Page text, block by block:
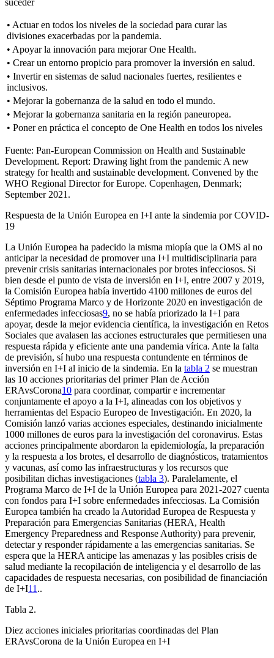
suceder
• Actuar en todos los niveles de la sociedad para curar las
divisiones exacerbadas por la pandemia.
• Apoyar la innovación para mejorarOne Health.
• Crear un entorno propicio para promover la inversión en salud.
• Invertir en sistemas de salud nacionales fuertes, resilientes e
inclusivos.
• Mejorar la gobernanza de la salud en todo el mundo.
• Mejorar la gobernanza sanitaria en la región paneuropea.
• Poner en práctica el concepto de One Health en todos los niveles
Fuente: Pan-European Commission on Health and Sustainable
Development. Report: Drawing light from the pandemic A new
strategy for health and sustainable development. Convened by the
WHO Regional Director for Europe. Copenhagen, Denmark;
September 2021.
Respuesta de la Unión Europea en I+I ante la sindemia por COVID-
19
La Unión Europea ha padecido la misma miopía que la OMS al no
anticipar la necesidad de promover una I+I multidisciplinaria para
prevenir crisis sanitarias internacionales por brotes infecciosos. Si
bien desde el punto de vista de inversión en I+I, entre 2007 y 2019,
la Comisión Europea había invertido 4100 millones de euros del
Séptimo Programa Marco y de Horizonte 2020 en investigación de
enfermedades infecciosas9, no se había priorizado la I+I para
apoyar, desde la mejor evidencia científica, la investigación en Retos
Sociales que avalasen las acciones estructurales que permitiesen una
respuesta rápida y eficiente ante una pandemia vírica. Ante la falta
de previsión, sí hubo una respuesta contundente en términos de
inversión en I+I al inicio de la sindemia. En la tabla 2 se muestran
las 10 acciones prioritarias del primerPlan de Acción
ERAvsCorona10 para coordinar, compartir e incrementar
conjuntamente el apoyo a la I+I, alineadas con los objetivos y
herramientas del Espacio Europeo de Investigación. En 2020, la
Comisión lanzó varias acciones especiales, destinando inicialmente
1000 millones de euros para la investigación del coronavirus. Estas
acciones principalmente abordaron la epidemiología, la preparación
y la respuesta a los brotes, el desarrollo de diagnósticos, tratamientos
y vacunas, así como las infraestructuras y los recursos que
posibilitan dichas investigaciones (tabla 3). Paralelamente, el
Programa Marco de I+I de la Unión Europea para 2021-2027 cuenta
con fondos para I+I sobre enfermedades infecciosas. La Comisión
Europea también ha creado la Autoridad Europea de Respuesta y
Preparación para Emergencias Sanitarias (HERA, Health
Emergency Preparedness and Response Authority) para prevenir,
detectar y responder rápidamente a las emergencias sanitarias. Se
espera que la HERA anticipe las amenazas y las posibles crisis de
salud mediante la recopilación de inteligencia y el desarrollo de las
capacidades de respuesta necesarias, con posibilidad de financiación
de I+I11..
Tabla 2.
Diez acciones iniciales prioritarias coordinadas del Plan
ERAvsCorona de la Unión Europea en I+I